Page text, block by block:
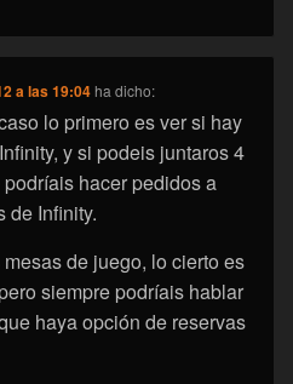
a las 19:04 ha dicho:
lo primero es ver si hay
y si podeis juntaros 4
hacer pedidos a
de Infinity.
de juego, lo cierto es
siempre podríais hablar
haya opción de reservas